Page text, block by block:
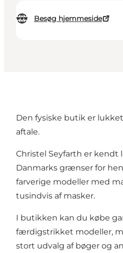
Besøg hjemmeside
Den fysiske butik er
aftale.
Christel Seyfarth er kendt
Danmarks grænser for
farverige modeller med
tusindvis af masker.
I butikken kan du købe
færdigstrikket modeller,
stort udvalg af bøger og